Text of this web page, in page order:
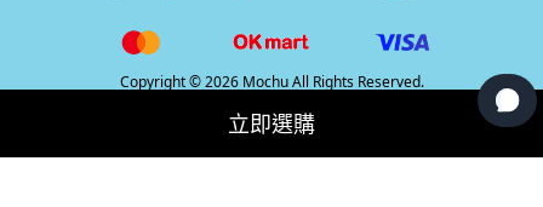
立即選購
Copyright © 2026 Mochu All Rights Reserved.